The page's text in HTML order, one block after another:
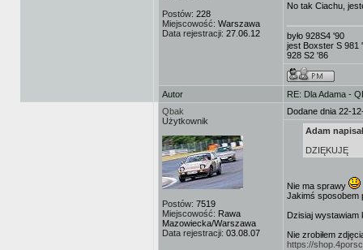
Postów: 228
Miejscowość: Warszawa
Data rejestracji: 27.06.12
No tak Ciachu,
było 928S4 '90
jest Boxster S 981
928 S2 '86
Autor
RE: Dla Adama -
Qbak
Użytkownik
Postów: 7519
Miejscowość: Rawa
Mazowiecka/Warszawa
Data rejestracji: 03.08.07
Dodane dnia 22-
Adam
DZIĘKUJĘ
Nie ma sprawy
Jakimś sposobem
Dzisiaj wystawiam
Nie zrobiłem
https://